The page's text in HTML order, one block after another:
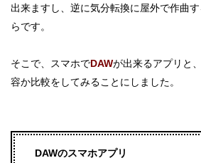
出来ますし、逆に気分転換に屋外で作曲
らです。
そこで、スマホでDAWが出来るアプリと
容か比較をしてみることにしました。
DAWのスマホアプリ